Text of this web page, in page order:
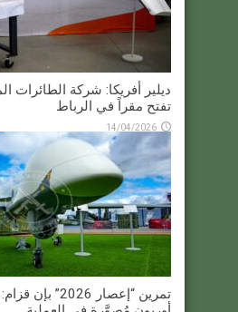
ديلير أفريكا: شركة الطائرات
تفتح مقراً في الرباط
14/04/2026
تمرين “إعصار